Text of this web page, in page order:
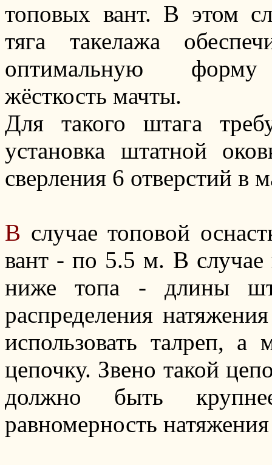
топовых вант. В этом
тяга такелажа
оптимальную
жёсткость мачты.
Для такого штага
установка штатной
сверления 6 отверстий в
В случае топовой
вант - по 5.5 м. В случае
ниже топа - длины
распределения
использовать талреп,
цепочку. Звено такой
должно быть
равномерность